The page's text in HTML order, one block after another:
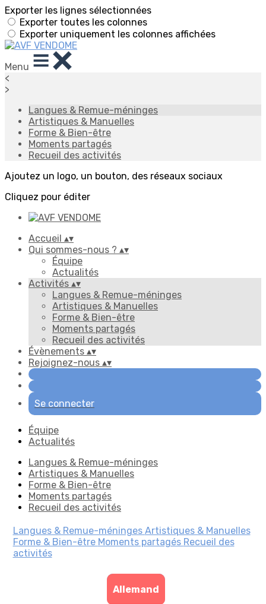
Exporter les lignes sélectionnées
Exporter toutes les colonnes
Exporter uniquement les colonnes affichées
Menu
<
>
Langues & Remue-méninges
Artistiques & Manuelles
Forme & Bien-être
Moments partagés
Recueil des activités
Ajoutez un logo, un bouton, des réseaux sociaux
Cliquez pour éditer
Accueil ▴▾
Qui sommes-nous ? ▴▾
Équipe
Actualités
Activités ▴▾
Langues & Remue-méninges
Artistiques & Manuelles
Forme & Bien-être
Moments partagés
Recueil des activités
Évènements ▴▾
Rejoignez-nous ▴▾
Se connecter
Équipe
Actualités
Langues & Remue-méninges
Artistiques & Manuelles
Forme & Bien-être
Moments partagés
Recueil des activités
Langues & Remue-méninges Artistiques & Manuelles
Forme & Bien-être Moments partagés Recueil des
activités
Allemand